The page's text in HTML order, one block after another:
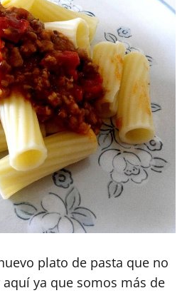
plato de pasta que no
ya que somos más de